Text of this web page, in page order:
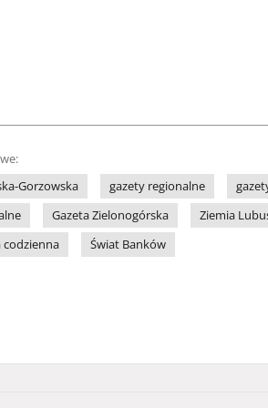
Gorzowska
gazety regionalne
Gazeta Zielonogórska Ziemia
codzienna
Świat Banków